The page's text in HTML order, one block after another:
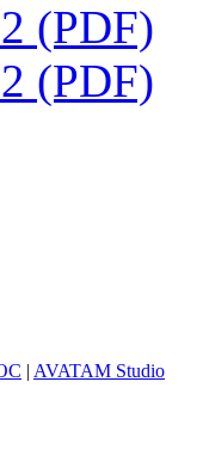
(PDF)
(PDF)
| AVATAM Studio